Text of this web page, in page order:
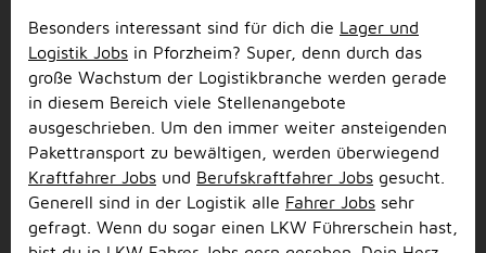
Besonders interessant sind für dich die Lager und
Logistik Jobs in Pforzheim? Super, denn durch das
große Wachstum der Logistikbranche werden gerade
in diesem Bereich viele Stellenangebote
ausgeschrieben. Um den immer weiter ansteigenden
Pakettransport zu bewältigen, werden überwiegend
Kraftfahrer Jobs und Berufskraftfahrer Jobs gesucht.
Generell sind in der Logistik alle Fahrer Jobs sehr
gefragt. Wenn du sogar einen LKW Führerschein hast,